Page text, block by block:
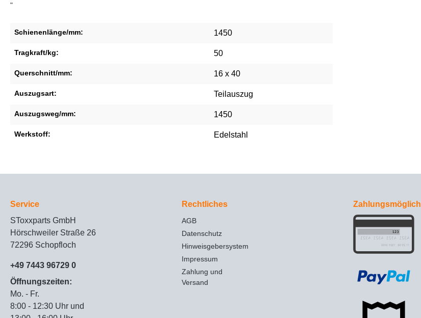
"
Schienenlänge/mm: 1450
Tragkraft/kg: 50
Querschnitt/mm: 16 x 40
Auszugsart: Teilauszug
Auszugsweg/mm: 1450
Werkstoff: Edelstahl
Service
SToxxparts GmbH
Hörschweiler Straße 26
72296 Schopfloch
+49 7443 96729 0
Öffnungszeiten:
Mo. - Fr.
8:00 - 12:30 Uhr und
Rechtliches
AGB
Datenschutz
Hinweisgebersystem
Impressum
Zahlung und
Versand